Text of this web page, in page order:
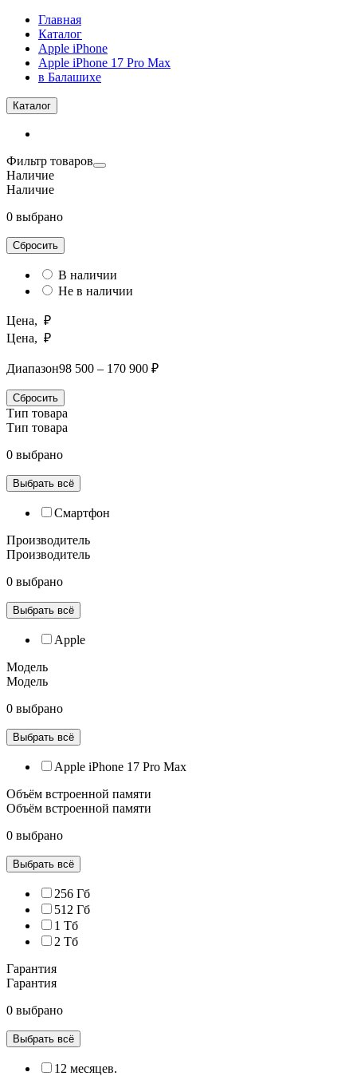
Главная
Каталог
Apple iPhone
Apple iPhone 17 Pro Max
в Балашихе
Каталог
Фильтр товаров
Наличие
Наличие
0 выбрано
Сбросить
В наличии
Не в наличии
Цена, ₽
Цена, ₽
Диапазон98 500 – 170 900 ₽
Сбросить
Тип товара
Тип товара
0 выбрано
Выбрать всё
Смартфон
Производитель
Производитель
0 выбрано
Выбрать всё
Apple
Модель
Модель
0 выбрано
Выбрать всё
Apple iPhone 17 Pro Max
Объём встроенной памяти
Объём встроенной памяти
0 выбрано
Выбрать всё
256 Гб
512 Гб
1 Тб
2 Тб
Гарантия
Гарантия
0 выбрано
Выбрать всё
12 месяцев.